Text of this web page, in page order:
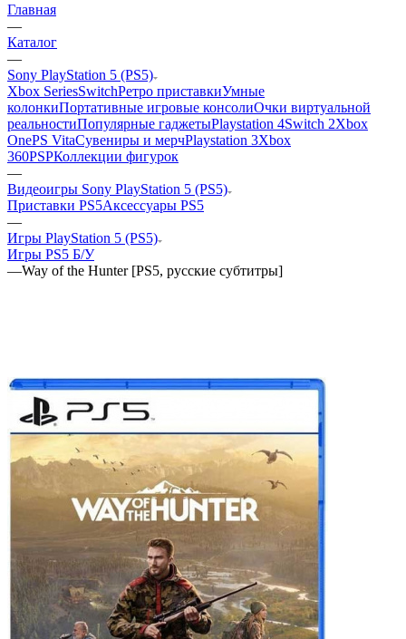
Главная
—
Каталог
—
Sony PlayStation 5 (PS5)
Xbox SeriesSwitchРетро приставкиУмные
колонкиПортативные игровые консолиОчки виртуальной
реальностиПопулярные гаджетыPlaystation 4Switch 2Xbox
OnePS VitaСувениры и мерчPlaystation 3Xbox
360PSPКоллекции фигурок
—
Видеоигры Sony PlayStation 5 (PS5)
Приставки PS5Аксессуары PS5
—
Игры PlayStation 5 (PS5)
Игры PS5 Б/У
—Way of the Hunter [PS5, русские субтитры]